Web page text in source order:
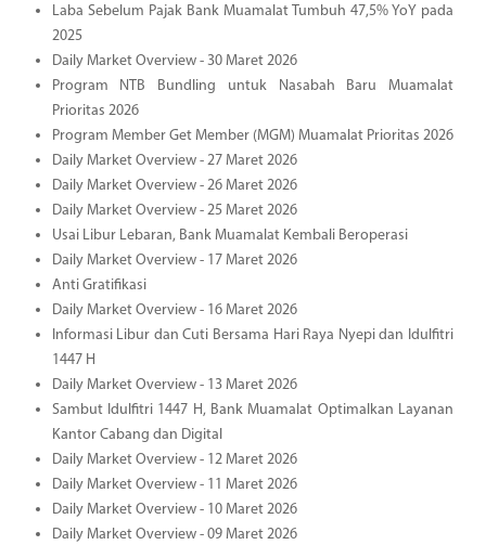
Laba Sebelum Pajak Bank Muamalat Tumbuh 47,5% YoY pada
2025
Daily Market Overview - 30 Maret 2026
Program NTB Bundling untuk Nasabah Baru Muamalat
Prioritas 2026
Program Member Get Member (MGM) Muamalat Prioritas 2026
Daily Market Overview - 27 Maret 2026
Daily Market Overview - 26 Maret 2026
Daily Market Overview - 25 Maret 2026
Usai Libur Lebaran, Bank Muamalat Kembali Beroperasi
Daily Market Overview - 17 Maret 2026
Anti Gratifikasi
Daily Market Overview - 16 Maret 2026
Informasi Libur dan Cuti Bersama Hari Raya Nyepi dan Idulfitri
1447 H
Daily Market Overview - 13 Maret 2026
Sambut Idulfitri 1447 H, Bank Muamalat Optimalkan Layanan
Kantor Cabang dan Digital
Daily Market Overview - 12 Maret 2026
Daily Market Overview - 11 Maret 2026
Daily Market Overview - 10 Maret 2026
Daily Market Overview - 09 Maret 2026